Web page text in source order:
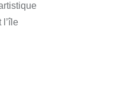
l’île